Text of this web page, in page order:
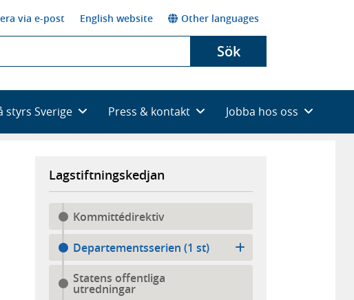
via e-post English website Other languages
Sök
styrs Sverige Press & kontakt Jobba hos oss
Lagstiftningskedjan
Kommittédirektiv
Departementsserien (1 st)
Statens offentliga
utredningar